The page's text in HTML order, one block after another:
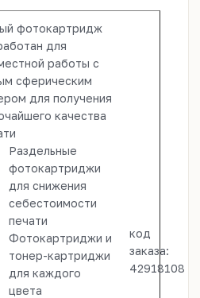
фотокартридж
для
работы с
сферическим
для получения
качества
Раздельные
фотокартриджи
для снижения
себестоимости
печати
Фотокартриджи и
тонер-картриджи
для каждого
цвета
код
заказа:
42918108